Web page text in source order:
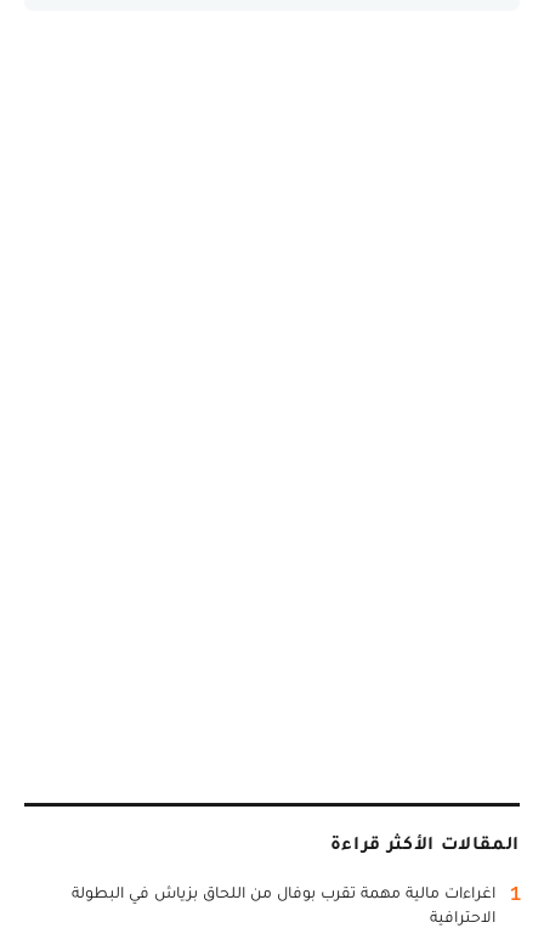
المقالات الأكثر قراءة
1
اغراءات مالية مهمة تقرب بوفال من اللحاق بزياش في البطولة
الاحترافية